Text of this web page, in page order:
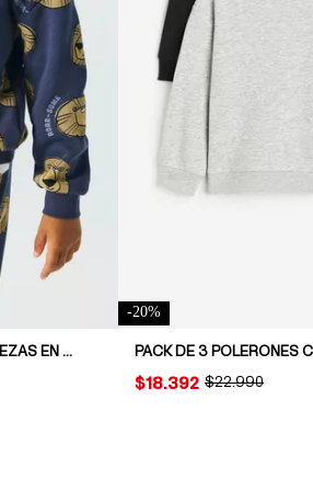
CONJUNTO ESTAMPADO DE 2 PIEZAS EN TELA DE BUZO
-20%
ORIGINAL PRICE:
$22.990
PRICE:
$18.392